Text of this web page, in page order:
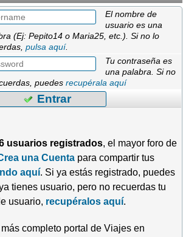
El nombre de
usuario es una
(Ej: Pepito14 o Maria25, etc.). Si no lo
pulsa aquí.
Tu contraseña es
una palabra. Si no
puedes recupérala aquí
Entrar
usuarios registrados, el mayor foro de
una Cuenta para compartir tus
aquí. Si ya estás registrado, puedes
tienes usuario, pero no recuerdas tu
usuario, recupéralos aquí.
completo portal de Viajes en